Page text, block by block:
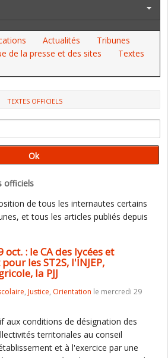
Actualités
Tribunes
de la presse et des sites
Textes
TEXTES OFFICIELS
AGRICOLE, LA PJJ
officiels
de tous les internautes certains
et tous les articles publiés depuis
oct. : le CA des lycées et
les ST2S, l'INJEP,
la PJJ
, Justice, Orientation le mercredi 29
aux conditions de désignation des
territoriales au conseil
et à l'exercice par une